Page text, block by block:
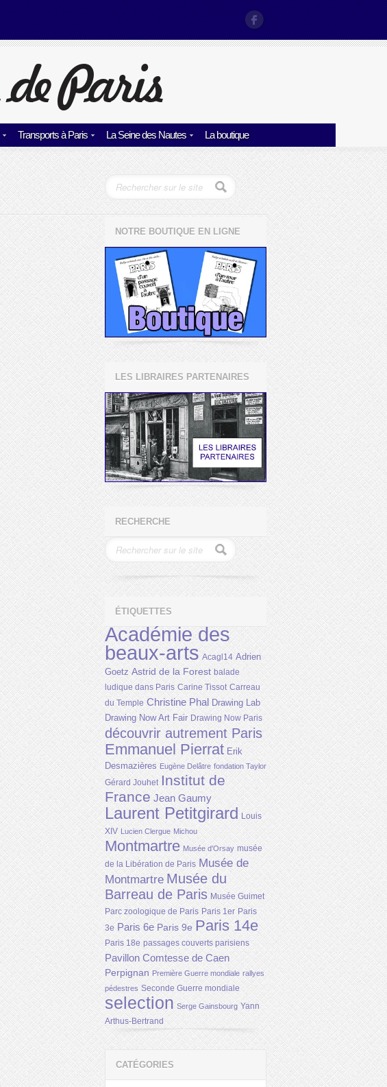
Transports à Paris La Seine des Nautes La boutique
NOTRE BOUTIQUE EN LIGNE
LES LIBRAIRES PARTENAIRES
RECHERCHE
ÉTIQUETTES
Académie des
beaux-arts Acagl14 Adrien
Goetz Astrid de la Forest balade
ludique dans Paris Carine Tissot Carreau
du Temple Christine Phal Drawing Lab
Drawing Now Art Fair Drawing Now Paris
découvrir autrement Paris
Emmanuel Pierrat Erik
Desmazières Eugène Delâtre fondation Taylor
Gérard Jouhet Institut de
France Jean Gaumy
Laurent Petitgirard Louis
XIV Lucien Clergue Michou
Montmartre Musée d'Orsay musée
de la Libération de Paris Musée de
Montmartre Musée du
Barreau de Paris Musée Guimet
Parc zoologique de Paris Paris 1er Paris
3e Paris 6e Paris 9e Paris 14e
Paris 18e passages couverts parisiens
Pavillon Comtesse de Caen
Perpignan Première Guerre mondiale rallyes
pédestres Seconde Guerre mondiale
selection Serge Gainsbourg Yann
Arthus-Bertrand
CATÉGORIES